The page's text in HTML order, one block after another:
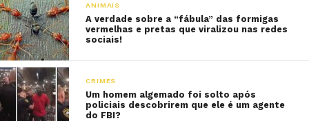
ANIMAIS
A verdade sobre a “fábula” das formigas
vermelhas e pretas que viralizou nas redes
sociais!
CRIMES
Um homem algemado foi solto após
policiais descobrirem que ele é um agente
do FBI?